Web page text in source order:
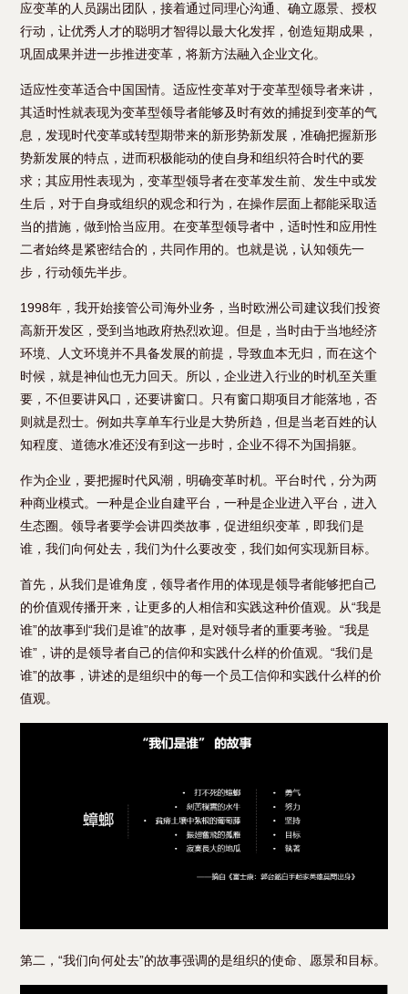
应变革的人员踢出团队，接着通过同理心沟通、确立愿景、授权
行动，让优秀人才的聪明才智得以最大化发挥，创造短期成果，
巩固成果并进一步推进变革，将新方法融入企业文化。
适应性变革适合中国国情。适应性变革对于变革型领导者来讲，
其适时性就表现为变革型领导者能够及时有效的捕捉到变革的气
息，发现时代变革或转型期带来的新形势新发展，准确把握新形
势新发展的特点，进而积极能动的使自身和组织符合时代的要
求；其应用性表现为，变革型领导者在变革发生前、发生中或发
生后，对于自身或组织的观念和行为，在操作层面上都能采取适
当的措施，做到恰当应用。在变革型领导者中，适时性和应用性
二者始终是紧密结合的，共同作用的。也就是说，认知领先一
步，行动领先半步。
1998年，我开始接管公司海外业务，当时欧洲公司建议我们投资
高新开发区，受到当地政府热烈欢迎。但是，当时由于当地经济
环境、人文环境并不具备发展的前提，导致血本无归，而在这个
时候，就是神仙也无力回天。所以，企业进入行业的时机至关重
要，不但要讲风口，还要讲窗口。只有窗口期项目才能落地，否
则就是烈士。例如共享单车行业是大势所趋，但是当老百姓的认
知程度、道德水准还没有到这一步时，企业不得不为国捐躯。
作为企业，要把握时代风潮，明确变革时机。平台时代，分为两
种商业模式。一种是企业自建平台，一种是企业进入平台，进入
生态圈。领导者要学会讲四类故事，促进组织变革，即我们是
谁，我们向何处去，我们为什么要改变，我们如何实现新目标。
首先，从我们是谁角度，领导者作用的体现是领导者能够把自己
的价值观传播开来，让更多的人相信和实践这种价值观。从“我是
谁”的故事到“我们是谁”的故事，是对领导者的重要考验。“我是
谁”，讲的是领导者自己的信仰和实践什么样的价值观。“我们是
谁”的故事，讲述的是组织中的每一个员工信仰和实践什么样的价
值观。
第二，“我们向何处去”的故事强调的是组织的使命、愿景和目标。